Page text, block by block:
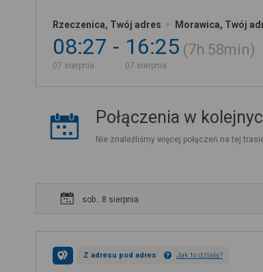
Rzeczenica, Twój adres Morawica, Twój
08:27
07 sierpnia
16:25
07 sierpnia
7h 58min
Połączenia w
Nie znaleźliśmy więcej połączeń na tej
sob.. 8 sierpnia
Z adresu pod adres Jak to działa?